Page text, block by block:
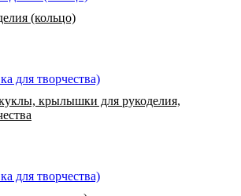
(кольцо)
крылышки для рукоделия,